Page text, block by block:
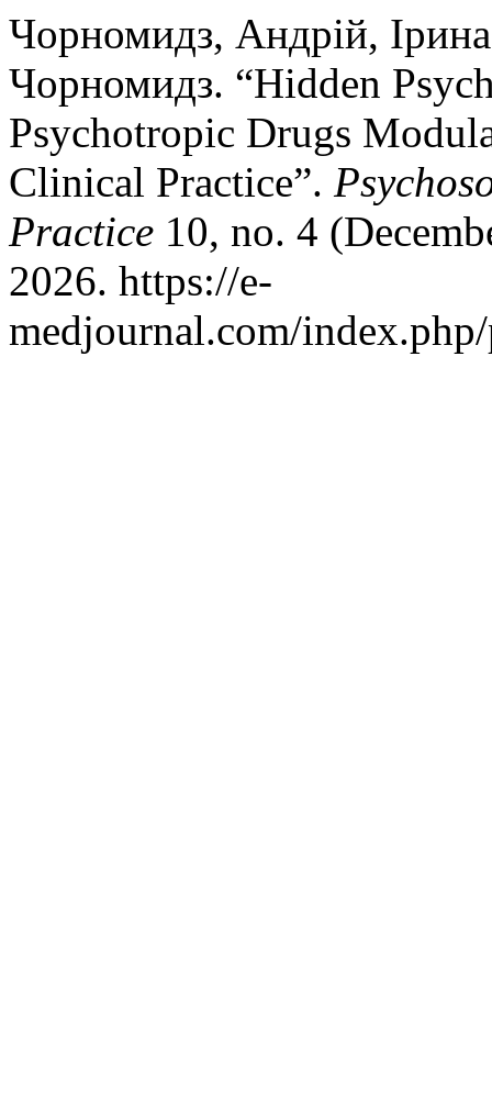
Чорномидз, Андрій,
Чорномидз. “Hidden
Psychotropic Drugs
Clinical Practice”.
Practice 10, no. 4
2026. https://e-
medjournal.com/